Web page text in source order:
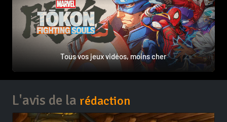
Tous vos jeux vidéos, moins cher
L'avis de la rédaction